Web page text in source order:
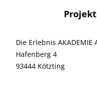
Die Erlebnis AKADEMIE
Hafenberg 4
93444 Kötzting